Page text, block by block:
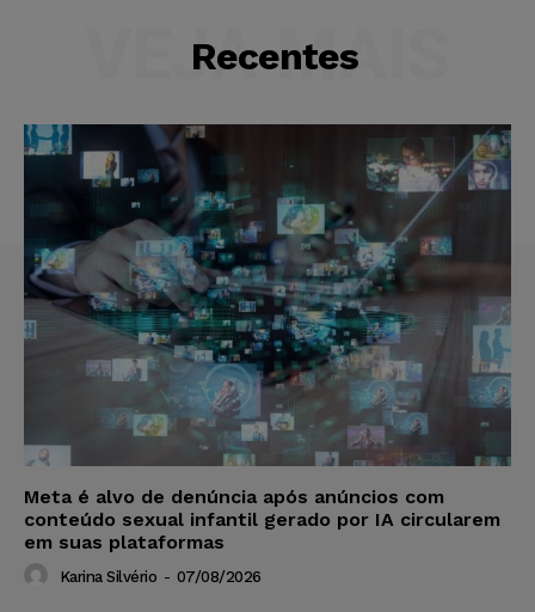
Recentes
VEJA MAIS
Meta é alvo de denúncia após anúncios com
conteúdo sexual infantil gerado por IA circularem
em suas plataformas
Karina Silvério - 07/08/2026